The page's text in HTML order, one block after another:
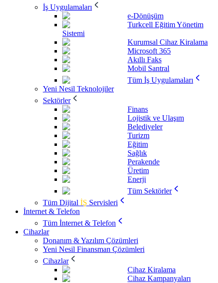
İş Uygulamaları
e-Dönüşüm
Turkcell Eğitim Yönetim
Sistemi
Kurumsal Cihaz Kiralama
Microsoft 365
Akıllı Faks
Mobil Santral
Tüm İş Uygulamaları
Yeni Nesil Teknolojiler
Sektörler
Finans
Lojistik ve Ulaşım
Belediyeler
Turizm
Eğitim
Sağlık
Perakende
Üretim
Enerji
Tüm Sektörler
Tüm Dijital İŞ Servisleri
İnternet & Telefon
Tüm İnternet & Telefon
Cihazlar
Donanım & Yazılım Çözümleri
Yeni Nesil Finansman Çözümleri
Cihazlar
Cihaz Kiralama
Cihaz Kampanyaları